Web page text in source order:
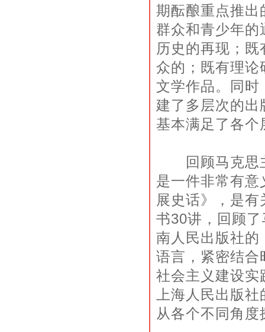
期酝酿重点推出
群众和青少年
历史的再现；
众的；既有理论
文学作品。同时
建了多层次的
基本满足了各
回顾马克思主
是一件非常有
展史话》，是
书30讲，回顾
南人民出版社的
语言，紧密结合
社会主义建设实
上海人民出版
从各个不同角